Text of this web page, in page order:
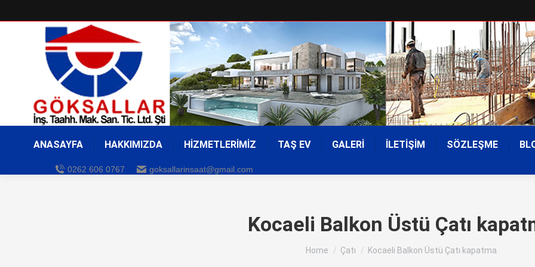
ANASAYFA HAKKIMIZDA HİZMETLERİMİZ TAŞ EV GALERİ İLETİŞİM SÖZLEŞME
0262 606 0767 goksallarinsaat@gmail.com
Kocaeli Balkon Üstü Çatı
You are here:
Home Çatı Kocaeli Balkon Üstü Çatı kapatma